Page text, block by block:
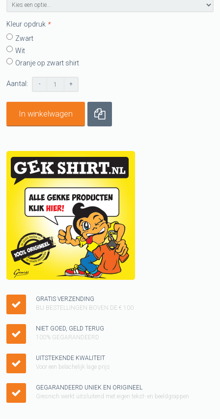
*
Kleur opdruk
Zwart
Wit
Oranje op zwart shirt
Aantal: - +
In winkelwagen
GRATIS VERZENDING
BIJ BESTELLINGEN BOVEN DE € 100
NIET GOED, GELD TERUG
100% GEGARANDEERD
UITSTEKENDE KWALITEIT
Voor een belachelijk lage prijs
GEGARANDEERD UNIEK EN ORIGINEEL
Gresnich werkt uitsluitend met eigen tekst- en beeldgrappen